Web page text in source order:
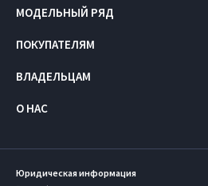
МОДЕЛЬНЫЙ РЯД
ПОКУПАТЕЛЯМ
ВЛАДЕЛЬЦАМ
О НАС
Юридическая информация